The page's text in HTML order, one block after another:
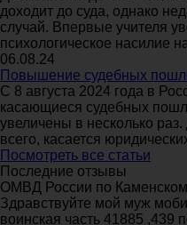
доходит до суда, однако
случай. Впервые учителя
психологическое насилие
06.08.24
Повышение судебных
С 8 августа 2024 года в
касающиеся судебных
увеличены в несколько
всего, касается
Посмотреть все статьи
Последние отзывы
ОМВД России по
Здравствуйте мой муж
воинская часть 41885 ,439